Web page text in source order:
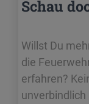
Schau
Willst Du
die
erfahren?